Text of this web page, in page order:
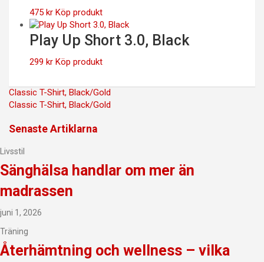
475 kr Köp produkt
Play Up Short 3.0, Black
299 kr Köp produkt
Inläggsnavigering
Classic T-Shirt, Black/Gold
Classic T-Shirt, Black/Gold
Senaste Artiklarna
Livsstil
Sänghälsa handlar om mer än
madrassen
juni 1, 2026
Träning
Återhämtning och wellness – vilka